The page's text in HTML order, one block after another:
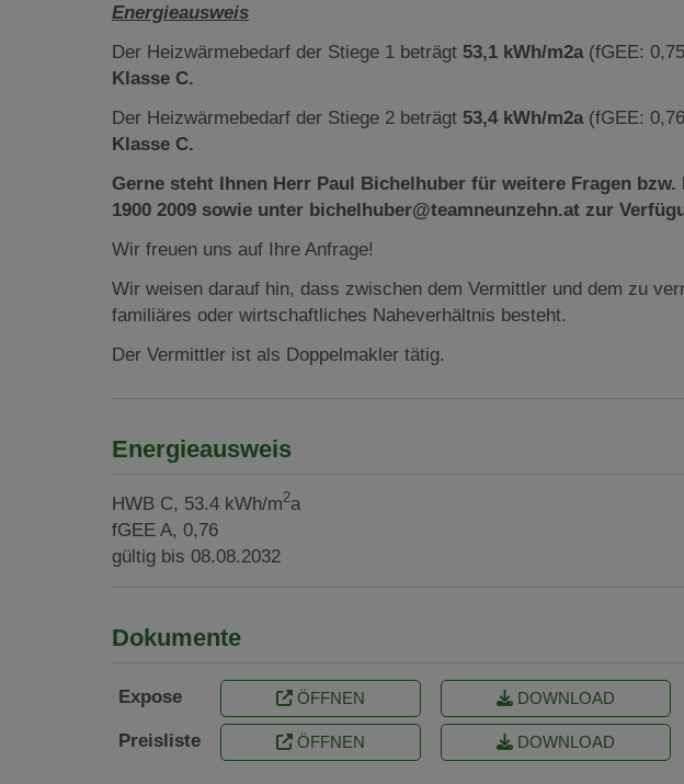
Energieausweis
Der Heizwärmebedarf der Stiege 1 beträgt 53,1 kWh/m2a(fGEE:
Klasse C.
Der Heizwärmebedarf der Stiege 2 beträgt 53,4 kWh/m2a(fGEE:
Klasse C.
Gerne steht Ihnen Herr Paul Bichelhuber für weitere Fragen
1900 2009 sowie unter bichelhuber@teamneunzehn.at zur
Wir freuen uns auf Ihre Anfrage!
Wir weisen darauf hin, dass zwischen dem Vermittler und dem zu
familiäres oder wirtschaftliches Naheverhältnis besteht.
Der Vermittler ist als Doppelmakler tätig.
Energieausweis
HWB C, 53.4 kWh/m2a
fGEE A, 0,76
gültig bis 08.08.2032
Dokumente
Expose ÖFFNEN DOWNLOAD
Preisliste ÖFFNEN DOWNLOAD